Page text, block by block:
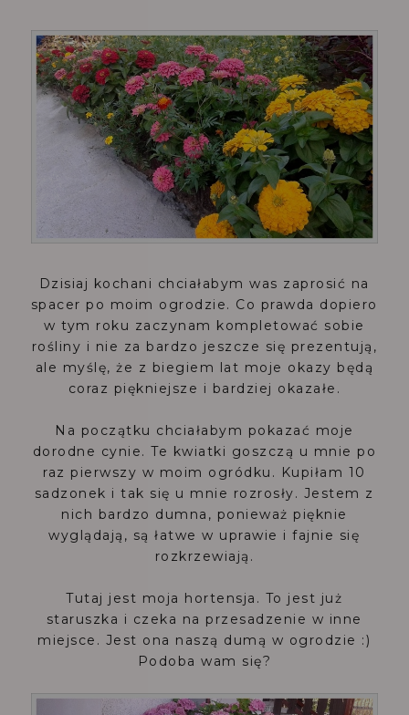
Dzisiaj kochani chciałabym was zaprosić na
spacer po moim ogrodzie. Co prawda dopiero
w tym roku zaczynam kompletować sobie
rośliny i nie za bardzo jeszcze się prezentują,
ale myślę, że z biegiem lat moje okazy będą
coraz piękniejsze i bardziej okazałe.
Na początku chciałabym pokazać moje
dorodne cynie. Te kwiatki goszczą u mnie po
raz pierwszy w moim ogródku. Kupiłam 10
sadzonek i tak się u mnie rozrosły. Jestem z
nich bardzo dumna, ponieważ pięknie
wyglądają, są łatwe w uprawie i fajnie się
rozkrzewiają.
Tutaj jest moja hortensja. To jest już
staruszka i czeka na przesadzenie w inne
miejsce. Jest ona naszą dumą w ogrodzie :)
Podoba wam się?